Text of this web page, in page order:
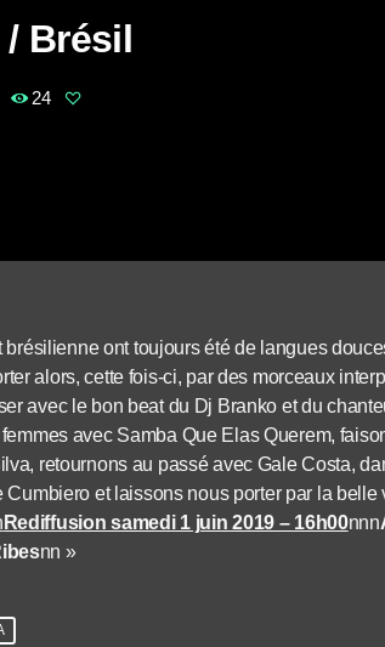
Brésil
24
ont toujours été de langues
alors, cette fois-ci, par des morceaux
avec le bon beat du Dj Branko et du
avec Samba Que Elas Querem,
retournons au passé avec Gale Costa,
Cumbiero et laissons nous porter par la
Rediffusion samedi 1 juin 2019 – 16h00nnn
nn »